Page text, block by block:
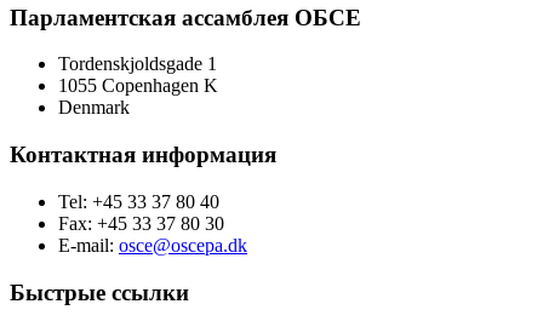
Парламентская ассамблея ОБСЕ
Tordenskjoldsgade 1
1055 Copenhagen K
Denmark
Контактная информация
Tel: +45 33 37 80 40
Fax: +45 33 37 80 30
E-mail: osce@oscepa.dk
Быстрые ссылки